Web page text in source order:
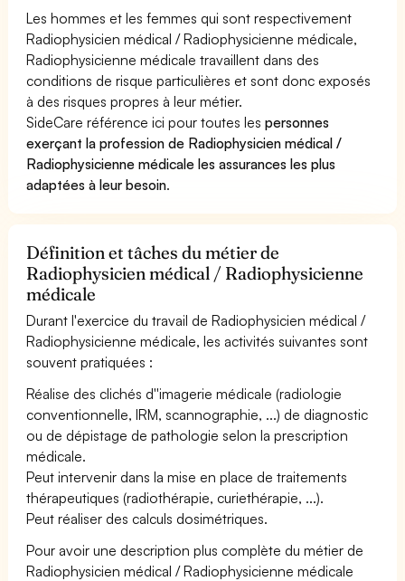
Les hommes et les femmes qui sont respectivement
Radiophysicien médical / Radiophysicienne médicale,
Radiophysicienne médicale travaillent dans des
conditions de risque particulières et sont donc exposés
à des risques propres à leur métier.
SideCare référence ici pour toutes lespersonnes
exerçant la profession de Radiophysicien médical /
Radiophysicienne médicale les assurances les plus
adaptées à leur besoin.
Définition et tâches du métier de
Radiophysicien médical / Radiophysicienne
médicale
Durant l'exercice du travail de Radiophysicien médical /
Radiophysicienne médicale, les activités suivantes sont
souvent pratiquées :
Réalise des clichés d''imagerie médicale (radiologie
conventionnelle, IRM, scannographie, ...) de diagnostic
ou de dépistage de pathologie selon la prescription
médicale.
Peut intervenir dans la mise en place de traitements
thérapeutiques (radiothérapie, curiethérapie, ...).
Peut réaliser des calculs dosimétriques.
Pour avoir une description plus complète du métier de
Radiophysicien médical / Radiophysicienne médicale